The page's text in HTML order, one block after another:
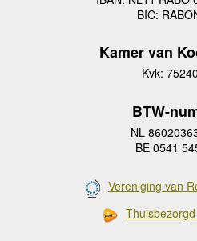
BIC:
Kamer van
Kvk:
BTW-
NL
BE 0541
Vereniging van